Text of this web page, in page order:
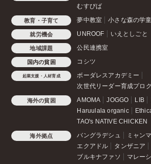
むすびば
教育・子育て 夢中教室 小さな森の学童
就労機会 UNROOF いえとしごと
地域課題 公民連携室
国内の貧困 コシツ
起業支援・人材育成
ボーダレスアカデミー
次世代リーダー育成プロ
海外の貧困 AMOMA JOGGO LIB
Haruulala organic
TAO's NATIVE CHICKEN
海外拠点 バングラデシュ ミャン
エクアドル
タンザニア
ブルキナファソ
マレー